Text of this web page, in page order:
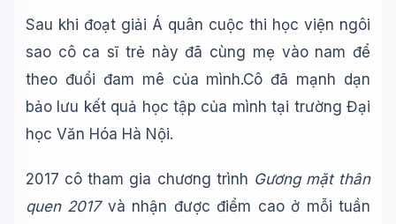
Sau khi đoạt giải Á quân cuộc thi học viện ngôi
sao cô ca sĩ trẻ này đã cùng mẹ vào nam để
theo đuổi đam mê của mình.Cô đã mạnh dạn
bảo lưu kết quả học tập của mình tại trường Đại
học Văn Hóa Hà Nội.
2017 cô tham gia chương trình Gương mặt thân
quen 2017và nhận được điểm cao ở mỗi tuần
🤖Sẵn sàng hỗ trợ
🎓
Xin chào!